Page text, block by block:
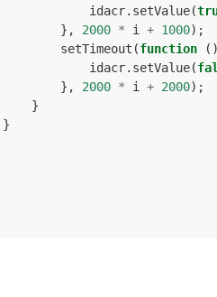
idacr. setValue(
}, 2000 * i + 1000);
setTimeout (function
idacr. setValue(
}, 2000 * i + 2000);
}
}